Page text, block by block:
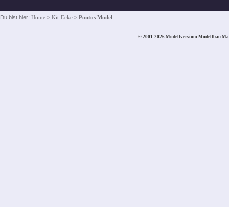
Du bist hier: Home > Kit-Ecke > Pontos Model
© 2001-2026 Modellversium Modellbau